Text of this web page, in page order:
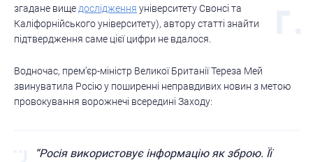
згадане вище дослідження університету Свонсі та
Каліфорнійського університету), автору статті знайти
підтвердження саме цієї цифри не вдалося.
Водночас, прем’єр-міністр Великої Британії Тереза Мей
звинуватила Росію у поширенні неправдивих новин з метою
провокування ворожнечі всередині Заходу:
“Росія використовує інформацію як зброю. Її